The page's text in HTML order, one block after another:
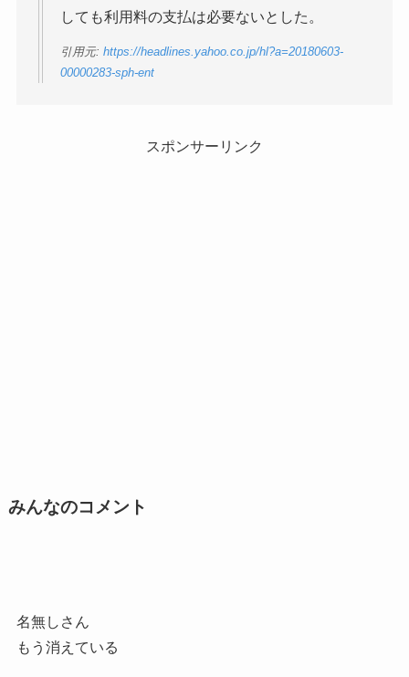
しても利用料の支払は必要ないとした。
引用元: https://headlines.yahoo.co.jp/hl?a=20180603-
00000283-sph-ent
スポンサーリンク
みんなのコメント
名無しさん
もう消えている